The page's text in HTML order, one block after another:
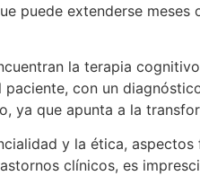
puede extenderse
la terapia
con un
ya que apunta a la
y la ética,
clínicos, es